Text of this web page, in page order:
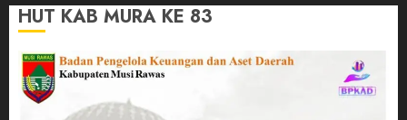
HUT KAB MURA KE 83